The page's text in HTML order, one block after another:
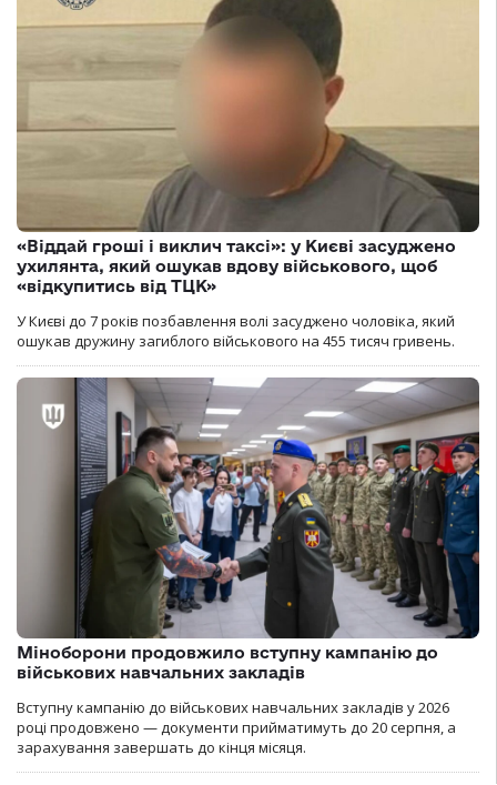
«Віддай гроші і виклич таксі»: у Києві засуджено
ухилянта, який ошукав вдову військового, щоб
«відкупитись від ТЦК»
У Києві до 7 років позбавлення волі засуджено чоловіка, який
ошукав дружину загиблого військового на 455 тисяч гривень.
Міноборони продовжило вступну кампанію до
військових навчальних закладів
Вступну кампанію до військових навчальних закладів у 2026
році продовжено — документи прийматимуть до 20 серпня, а
зарахування завершать до кінця місяця.